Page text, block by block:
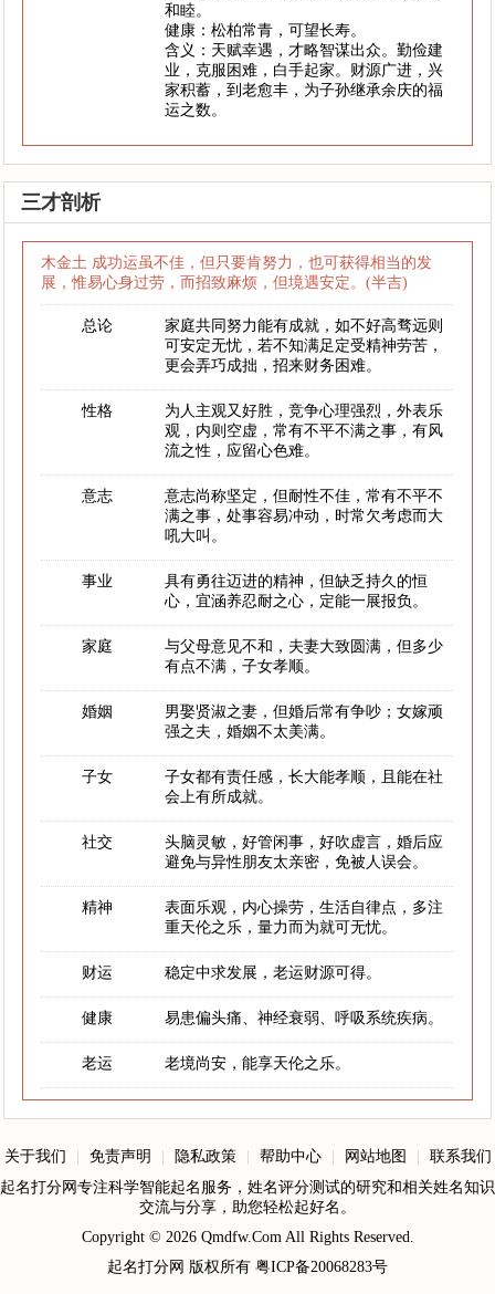
和睦。
健康：松柏常青，可望长寿。
含义：天赋幸遇，才略智谋出众。勤俭建
业，克服困难，白手起家。财源广进，兴
家积蓄，到老愈丰，为子孙继承余庆的福
运之数。
三才剖析
木金土 成功运虽不佳，但只要肯努力，也可获得相当的发
展，惟易心身过劳，而招致麻烦，但境遇安定。(半吉)
总论
家庭共同努力能有成就，如不好高骛远则
可安定无忧，若不知满足定受精神劳苦，
更会弄巧成拙，招来财务困难。
性格
为人主观又好胜，竞争心理强烈，外表乐
观，内则空虚，常有不平不满之事，有风
流之性，应留心色难。
意志
意志尚称坚定，但耐性不佳，常有不平不
满之事，处事容易冲动，时常欠考虑而大
吼大叫。
事业
具有勇往迈进的精神，但缺乏持久的恒
心，宜涵养忍耐之心，定能一展报负。
家庭
与父母意见不和，夫妻大致圆满，但多少
有点不满，子女孝顺。
婚姻
男娶贤淑之妻，但婚后常有争吵；女嫁顽
强之夫，婚姻不太美满。
子女
子女都有责任感，长大能孝顺，且能在社
会上有所成就。
社交
头脑灵敏，好管闲事，好吹虚言，婚后应
避免与异性朋友太亲密，免被人误会。
精神
表面乐观，内心操劳，生活自律点，多注
重天伦之乐，量力而为就可无忧。
财运 稳定中求发展，老运财源可得。
健康 易患偏头痛、神经衰弱、呼吸系统疾病。
老运 老境尚安，能享天伦之乐。
关于我们 免责声明 隐私政策 帮助中心 网站地图
联系我们
起名打分网专注科学智能起名服务，姓名评分测试的研究和相关姓名知识
交流与分享，助您轻松起好名。
Copyright © 2026 Qmdfw.ComAll Rights Reserved.
起名打分网 版权所有 粤ICP备20068283号